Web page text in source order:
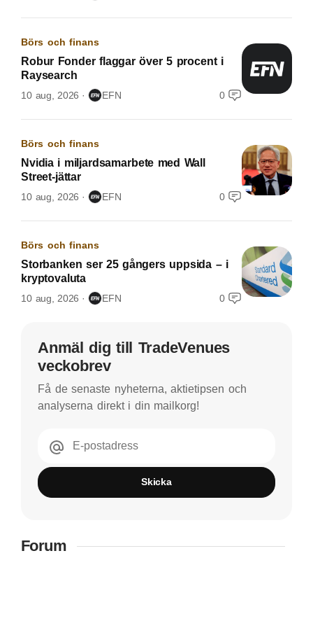
Börs och finans
Robur Fonder flaggar över 5 procent i
Raysearch
10 aug, 2026 EFN 0
Börs och finans
Nvidia i miljardsamarbete med Wall
Street-jättar
10 aug, 2026 EFN 0
Börs och finans
Storbanken ser 25 gångers uppsida – i
kryptovaluta
10 aug, 2026 EFN 0
Anmäl dig till TradeVenues
veckobrev
Få de senaste nyheterna, aktietipsen och
analyserna direkt i din mailkorg!
E-postadress
Skicka
Forum